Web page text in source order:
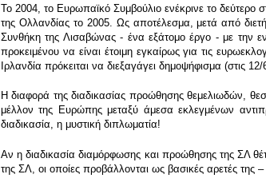
Το 2004, το Ευρωπαϊκό Συμβούλιο ενέκρινε το δεύτερο
της Ολλανδίας το 2005. Ως αποτέλεσμα, μετά από
Συνθήκη της Λισαβώνας - ένα εξάτομο έργο - με την
προκειμένου να είναι έτοιμη εγκαίρως για τις
Ιρλανδία πρόκειται να διεξαγάγει δημοψήφισμα (στις
Η διαφορά της διαδικασίας προώθησης θεμελιωδών,
μέλλον της Ευρώπης μεταξύ άμεσα εκλεγμένων
διαδικασία, η μυστική διπλωματία!
Αν η διαδικασία διαμόρφωσης και προώθησης της ΣΛ
της ΣΛ, οι οποίες προβάλλονται ως βασικές αρετές της